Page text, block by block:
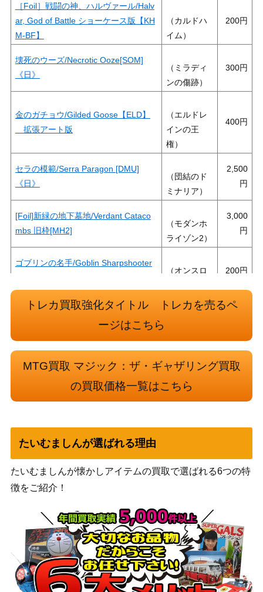
［Foil］戦闘の神、ハルヴァール/Halv
ar, God of Battle ショーケース版【KH
M-BF】
（カルドハ
イム）
200
壊死のウーズ/Necrotic Ooze[SOM]
《日》
（ミラディ
ンの傷跡）
300
金のガチョウ/Gilded Goose【ELD】
拡張アート版
（エルドレ
インの王
権）
400
セラの模範/Serra Paragon [DMU]
《日》
（団結のド
ミナリア）
2,500
[Foil]新緑の地下墓地/Verdant Cataco
mbs 旧枠[MH2]
（モダンホ
ライゾン2）
3,000
ゴブリンの名手/Goblin Sharpshooter
（オンスロ
200
植物の聖域/Botanical Sanctum【KL
1,000
[Foil] エリシュ・ノーン/Elesh Norn 銀
白の刻文/The Argent Etchings 012 [M
Wizards
（機械兵団
ライゾン2）
[Foil]栄光のドミヌス、モンドラク/Mo
ndrak, Glory Dominus 299 ボーダーレ
ス [ONE-BF] 《日》
（ファイレ
クシア：完
1,000
精神を刻むもの/Mindslicer[ODY]
《日》
（オデッセ
イ）
200
弧光のフェニックス/Arclight Phoenix
【GRN】
（ラヴニカ
1,200
トレカ買取強化タイトル トレカを売るペ
ージはこちら
MTG買取 マジック：ザ・ギャザリング買取
の買取価格一覧はこちら
たいむましんが選ばれる理由
たいむましんが懐かしアイテムの買取で選ばれる6つの特
徴をご紹介！